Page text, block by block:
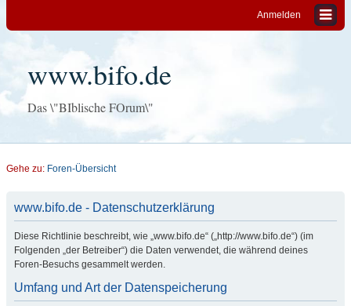
Anmelden
www.bifo.de
Das \"BIblische FOrum\"
Gehe zu: Foren-Übersicht
www.bifo.de - Datenschutzerklärung
Diese Richtlinie beschreibt, wie „www.bifo.de“ („http://www.bifo.de“) (im
Folgenden „der Betreiber“) die Daten verwendet, die während deines
Foren-Besuchs gesammelt werden.
Umfang und Art der Datenspeicherung